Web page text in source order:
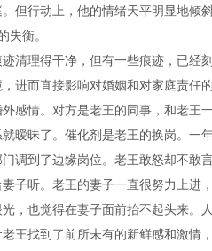
但行动上，他的情绪天平明显地倾
失衡。
清理得干净，但有一些痕迹，已经
进而直接影响对婚姻和对家庭责任
感情。对方是老王的同事，和老王
暧昧了。催化剂是老王的换岗。一
调到了边缘岗位。老王敢怒却不敢
子听。老王的妻子一直很努力上
，也觉得在妻子面前抬不起头来。
王找到了前所未有的新鲜感和激情